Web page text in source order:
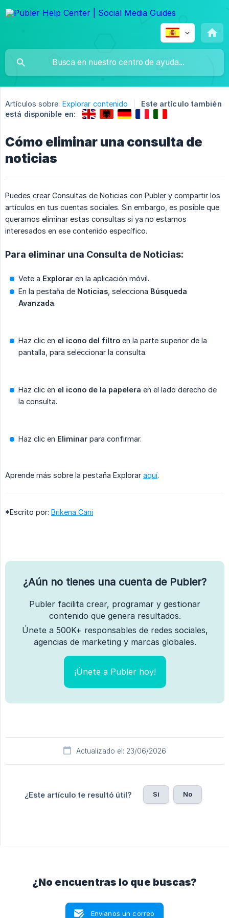
Artículos sobre: Explorar contenido
Este artículo también
está disponible en:
Cómo eliminar una consulta de
noticias
Puedes crear Consultas de Noticias con Publer y compartir los
artículos en tus cuentas sociales. Sin embargo, es posible que
queramos eliminar estas consultas si ya no estamos
interesados en ese contenido específico.
Para eliminar una Consulta de Noticias:
Vete a Explorar en la aplicación móvil.
En la pestaña de Noticias , selecciona Búsqueda
Avanzada.
Haz clic en el icono del filtro en la parte superior de la
pantalla, para seleccionar la consulta.
Haz clic en el icono de la papelera en el lado derecho de
la consulta.
Haz clic en Eliminar para confirmar.
Aprende más sobre la pestaña Explorar aquí.
*Escrito por: Brikena Cani
¿Aún no tienes una cuenta de Publer?
Publer facilita crear, programar y gestionar
contenido que genera resultados.
Únete a 500K+ responsables de redes sociales,
agencias de marketing y marcas globales.
¡Únete a Publer hoy!
Actualizado el: 23/06/2026
¿Este artículo te resultó útil? Sí No
¿No encuentras lo que buscas?
Envíanos un correo